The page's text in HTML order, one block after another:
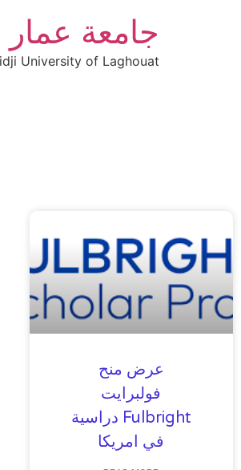
جامعة عمار
University of Laghouat
عرض منح
فولبرايت
Fulbright دراسية
في امريكا